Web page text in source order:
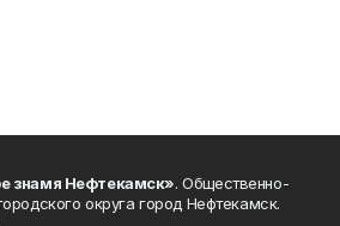
знамя Нефтекамск». Общественно-
округа город Нефтекамск.